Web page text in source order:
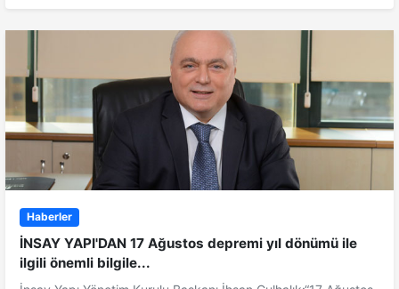
Haberler
İNSAY YAPI'DAN 17 Ağustos depremi yıl dönümü ile
ilgili önemli bilgile...